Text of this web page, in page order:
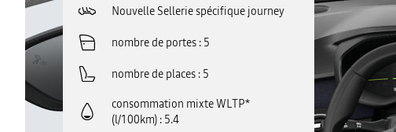
Nouvelle Sellerie spécifique journey
nombre de portes 5
nombre de places 5
consommation mixte WLTP*
(l/100km) 5.4